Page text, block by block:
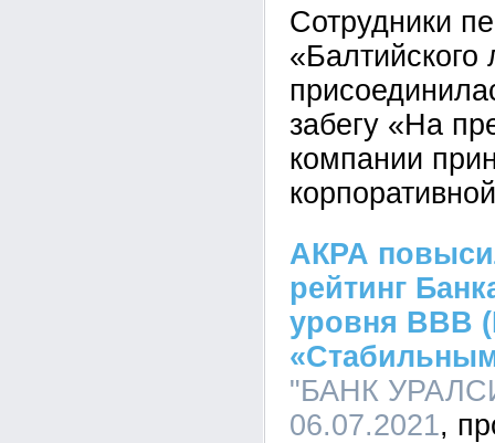
Сотрудники
«Балтийского
забегу «На
компании
АКРА
рейтинг
уровня ВВВ
"БАНК
06.07.2021